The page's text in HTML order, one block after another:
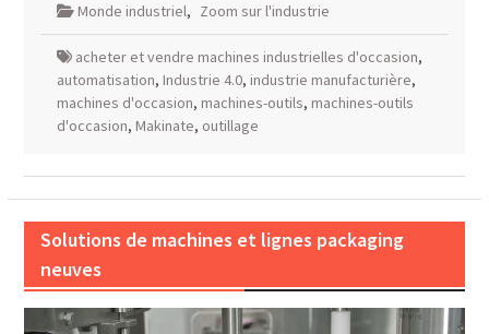
Monde industriel, Zoom sur l'industrie
acheter et vendre machines industrielles d'occasion,
automatisation, Industrie 4.0, industrie manufacturière,
machines d'occasion, machines-outils, machines-outils
d'occasion, Makinate, outillage
Solutions de machines et lignes packaging
neuves